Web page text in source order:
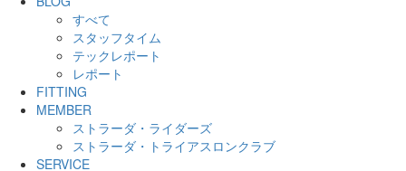
すべて
スタッフタイム
テックレポート
レポート
FITTING
MEMBER
ストラーダ・ライダーズ
ストラーダ・トライアスロンクラブ
SERVICE